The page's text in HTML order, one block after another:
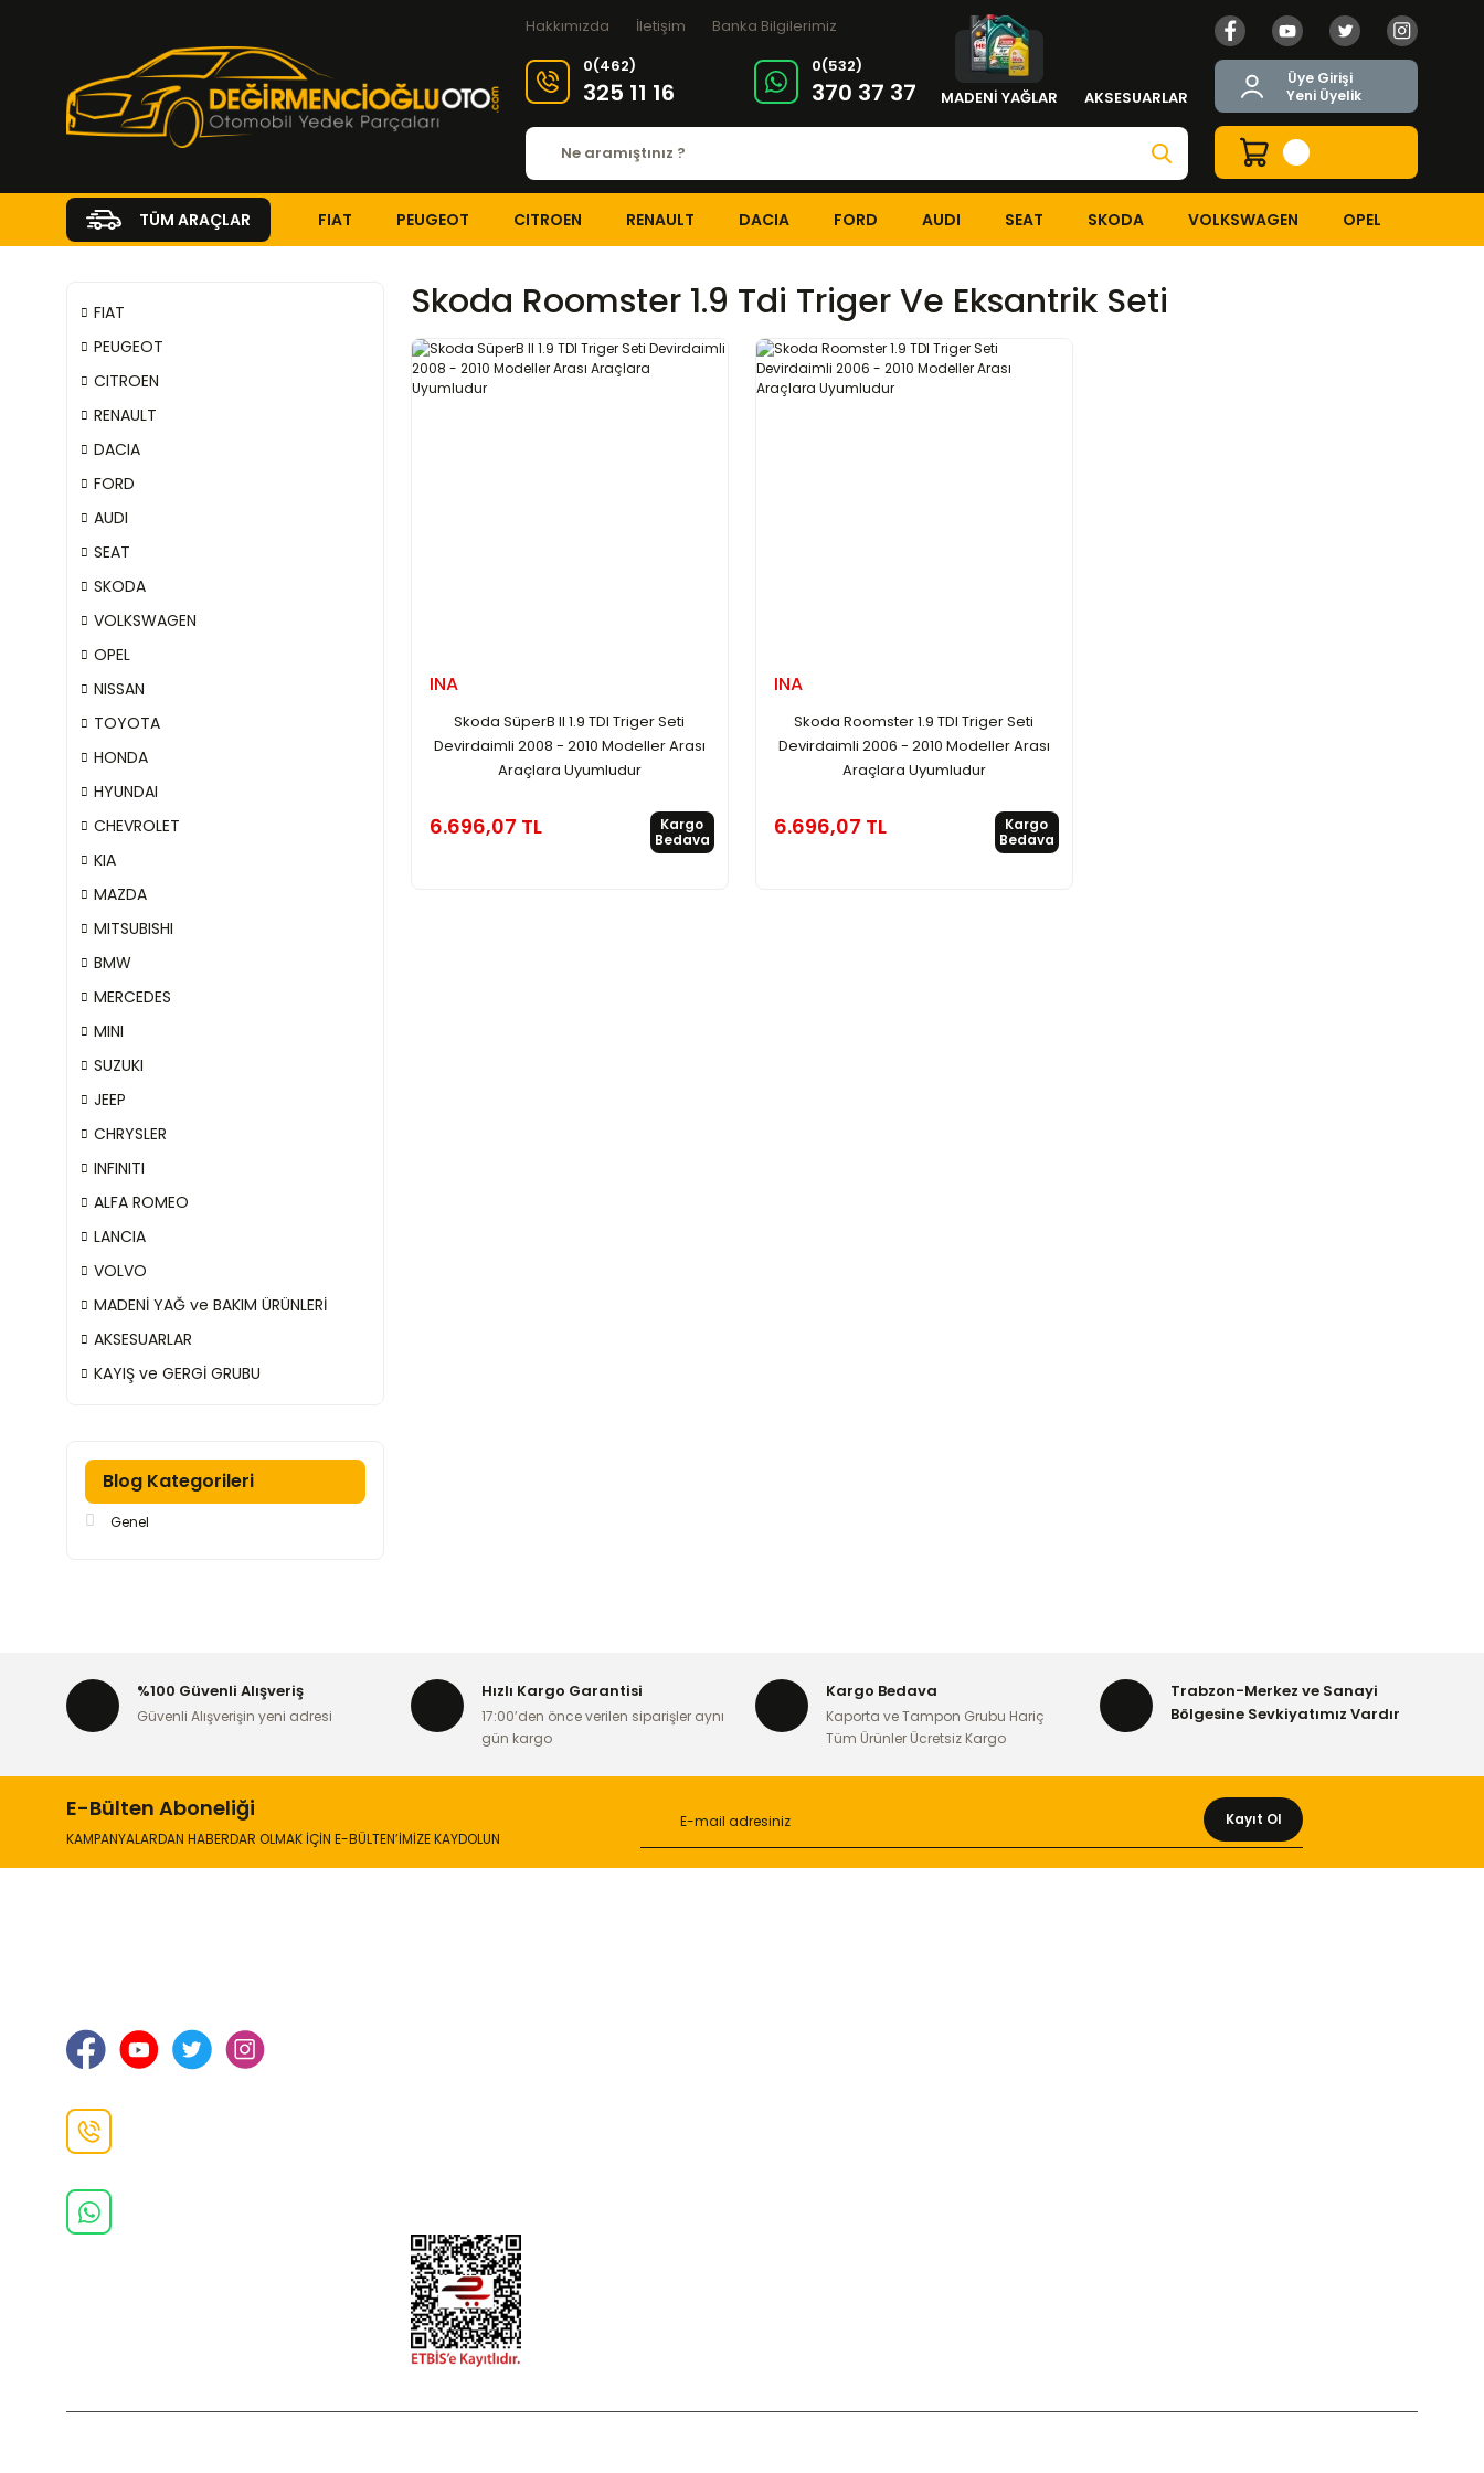
Hakkımızda İletişim
Banka Bilgilerimiz
0(462)
325 11 16
0(532)
370 37 37 MADENİ YAĞLAR AKSESUARLAR
Üye Girişi
Yeni Üyelik
TÜM ARAÇLAR FIAT PEUGEOT CITROEN RENAULT DACIA FORD AUDI SEAT SKODA VOLKSWAGEN OPEL
FIAT
PEUGEOT
CITROEN
RENAULT
DACIA
FORD
AUDI
SEAT
SKODA
VOLKSWAGEN
OPEL
NISSAN
TOYOTA
HONDA
HYUNDAI
CHEVROLET
KIA
MAZDA
MITSUBISHI
BMW
MERCEDES
MINI
SUZUKI
JEEP
CHRYSLER
INFINITI
ALFA ROMEO
LANCIA
VOLVO
MADENİ YAĞ ve BAKIM ÜRÜNLERİ
AKSESUARLAR
KAYIŞ ve GERGİ GRUBU
Blog Kategorileri
Genel
Skoda Roomster 1.9 Tdi Triger Ve Eksantrik Seti
INA
Skoda SüperB II 1.9 TDI Triger Seti
Devirdaimli 2008 - 2010 Modeller Arası
Araçlara Uyumludur
6.696,07 TL
Kargo
Bedava
INA
Skoda Roomster 1.9 TDI Triger Seti
Devirdaimli 2006 - 2010 Modeller Arası
Araçlara Uyumludur
6.696,07 TL
Kargo
Bedava
%100 Güvenli Alışveriş
Güvenli Alışverişin yeni adresi
Hızlı Kargo Garantisi
17:00’den önce verilen siparişler aynı
gün kargo
Kargo Bedava
Kaporta ve Tampon Grubu Hariç
Tüm Ürünler Ücretsiz Kargo
Trabzon-Merkez ve Sanayi
Bölgesine Sevkiyatımız Vardır
E-Bülten Aboneliği
KAMPANYALARDAN HABERDAR OLMAK İÇİN E-BÜLTEN’İMİZE KAYDOLUN
Kayıt Ol